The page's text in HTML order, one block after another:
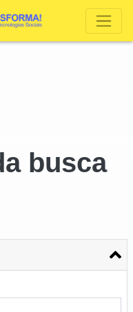
busca